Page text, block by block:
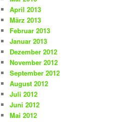
April 2013
März 2013
Februar 2013
Januar 2013
Dezember 2012
November 2012
September 2012
August 2012
Juli 2012
Juni 2012
Mai 2012